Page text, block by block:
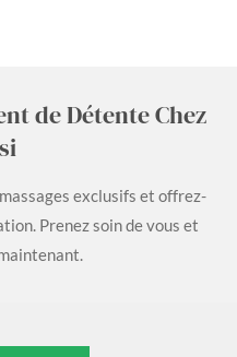
de Détente Chez
exclusifs et offrez-
Prenez soin de vous et